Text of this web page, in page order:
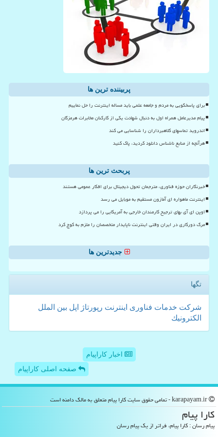
پربیننده ترین ها
برای پاسخگویی به مردم و جامعه علمی باید مساله اینترنت را حل نماییم
پیام مدیرعامل همراه اول به دنبال شهادت یکی از کارکنان مخابرات هرمزگان
اندروید تماسهای کلاهبرداران را شناسایی می کند
هرآنچه از منابع ناشناس دانلود کردید، پاک کنید
پربحث ترین ها
خبرنگاران حوزه فناوری، مترجمان تحول دیجیتال برای افکار عمومی هستند
اینترنت ماهواره ای آمازون مستقیم به موبایل می رسد
اوپن ای آی بهای ترجیح کارمندان خارجی به آمریکایی را می پردازد
مرگ دورکاری در ایران وقتی اینترنت ناپایدار متخصصان را ملزم به کوچ کرد
جدیدترین ها
تگها
شركت خدمات فناوری اینترنت رپورتاژ اپل بین الملل
الكترونیك
اخبار کاراپیام
صفحه اصلی کاراپیام
كارا پیام
پیام رسان : کارا پیام، فراتر از یک پیام رسان